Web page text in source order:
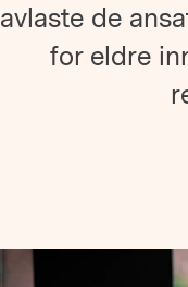
avlaste de
for eldre